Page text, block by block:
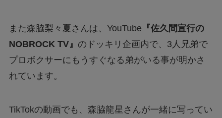
また森脇梨々夏さんは、YouTube 『佐久間宣行の
NOBROCK TV』 のドッキリ企画内で、3人兄弟で
プロボクサーにもうすぐなる弟がいる事が明かさ
れています。
TikTokの動画でも、森脇龍星さんが一緒に写ってい